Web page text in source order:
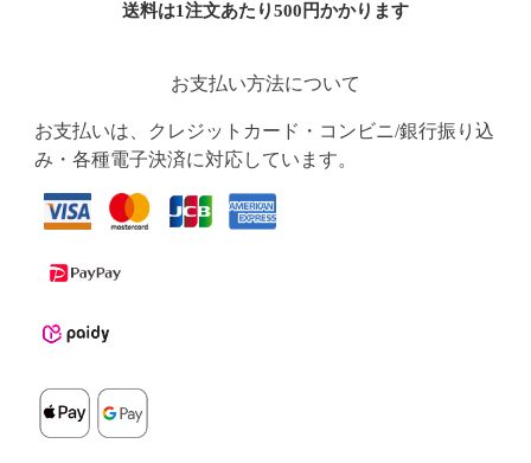
送料は1注文あたり500 円かかります
お支払い方法について
お支払いは、クレジットカード・コンビニ/銀行振り込
み・各種電子決済に対応しています。